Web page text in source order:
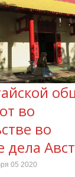
во
во
дела
05 2020